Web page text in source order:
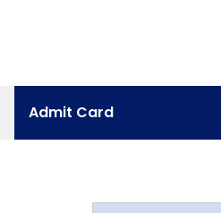
Admit Card